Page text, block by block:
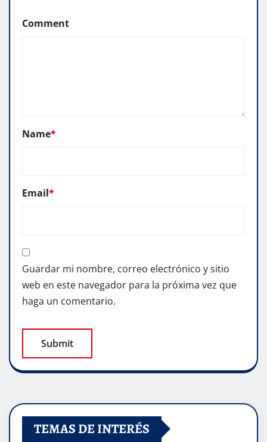
Comment
Name*
Email*
Guardar mi nombre, correo electrónico y sitio
web en este navegador para la próxima vez que
haga un comentario.
TEMAS DE INTERÉS